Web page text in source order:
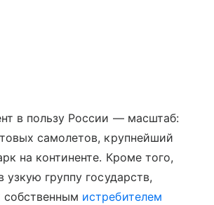
в пользу России — масштаб:
самолетов, крупнейший
на континенте. Кроме того,
узкую группу государств,
истребителем